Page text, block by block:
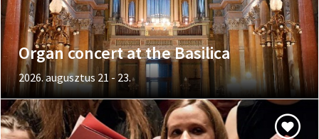
Organ concert at the Basilica
2026. augusztus 21 - 23.